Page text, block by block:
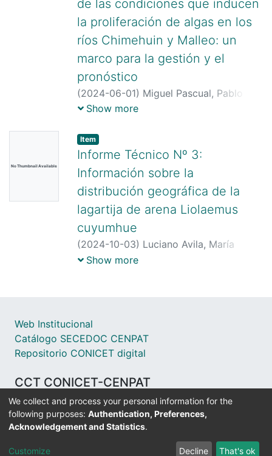
Candela Becaria Doctoral Idaszkin
Yanina Investigadora Adjunta Marcos
Magalí Investigadora Adjunta Martínez
Fernando Investigador Asistente
Morando Mariana Investigadora
Principal Muñoz Magalí Becaria
Posdoctoral Núñez de la Rosa Diego
Administrativo-Comunicación
Investigadora Asistente Olivera Nelda
Investigadora Principal Pazos Gustavo
Investigador Adjunto Policelli Nahuel
Investigador Asistente Pollicelli María
de la Paz Becaria Posdoctoral Udrizar
Sauthier Daniel Investigador Adjunto
de las condiciones que inducen
la proliferación de algas en los
ríos Chimehuin y Malleo: un
marco para la gestión y el
pronóstico
(2024-06-01) Miguel Pascual, Pablo
Hualde, Jorge Kuroda, Mariela
Novarese, Katya Albarrán, Lucila Herber,
Laura Portuze, Cristina Durán
Romero, Ana Liberoff, Camilo Bagnato.
Show more
No Thumbnail Available
Item
Informe Técnico Nº 3:
Información sobre la
distribución geográfica de la
lagartija de arena Liolaemus
cuyumhue
(2024-10-03) Luciano Avila, María
Victoria Brizio
Show more
Web Institucional
Catálogo SECEDOC CENPAT
Repositorio CONICET digital
CCT CONICET-CENPAT
Bv. Almirante Brown 2915 – Puerto Madryn – Chubut
- Argentina
We collect and process your personal information for the
following purposes: Authentication, Preferences,
Acknowledgement and Statistics.
Customize Decline That's ok